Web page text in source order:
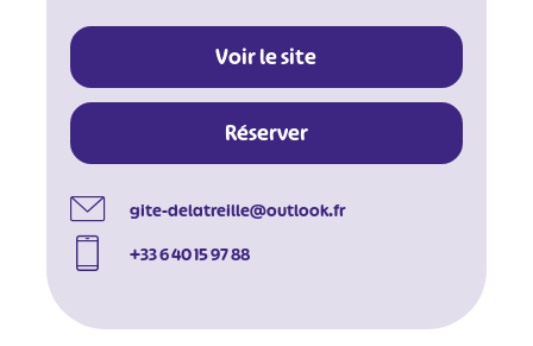
Voir le site
Réserver
gite-delatreille@outlook.fr
+33 6 40 15 97 88